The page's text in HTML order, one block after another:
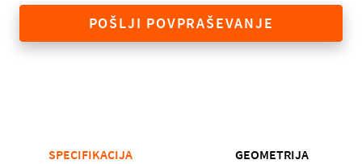
POŠLJI POVPRAŠEVANJE
SPECIFIKACIJA GEOMETRIJA